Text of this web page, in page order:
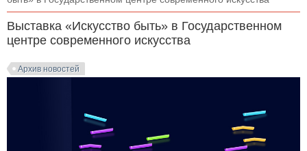
Выставка «Искусство быть» в Государственном
центре современного искусства
Архив новостей